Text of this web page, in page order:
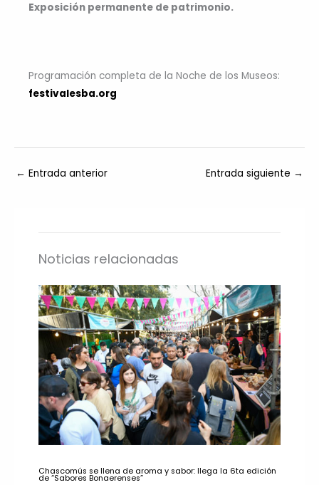
Exposición permanente de patrimonio.
Programación completa de la Noche de los Museos:
festivalesba.org
← Entrada anterior Entrada siguiente →
Noticias relacionadas
Chascomús se llena de aroma y sabor: llega la 6ta edición
de “Sabores Bonaerenses”